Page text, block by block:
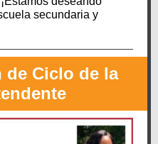
secundaria y
de Ciclo de la